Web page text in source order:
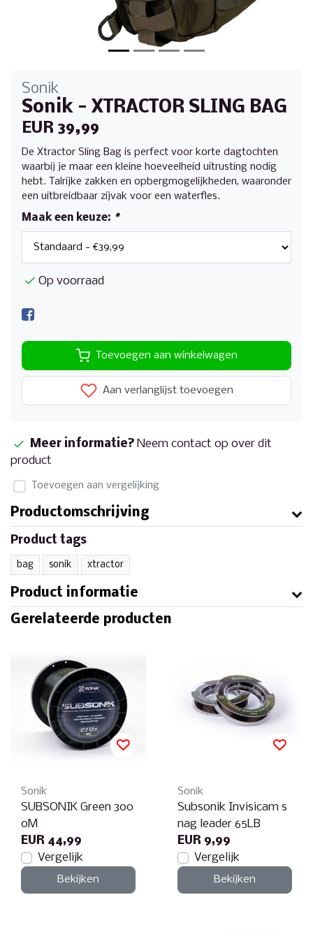
Sonik
Sonik - XTRACTOR SLING BAG
EUR 39,99
De Xtractor Sling Bag is perfect voor korte dagtochten
waarbij je maar een kleine hoeveelheid uitrusting nodig
hebt. Talrijke zakken en opbergmogelijkheden, waaronder
een uitbreidbaar zijvak voor een waterfles.
Maak een keuze: *
Op voorraad
Toevoegen aan winkelwagen
Aan verlanglijst toevoegen
Meer informatie? Neem contact op over dit
product
Toevoegen aan vergelijking
Productomschrijving
Product tags
bag sonik xtractor
Product informatie
Gerelateerde producten
Sonik
SUBSONIK Green 300
0M
EUR 44,99
Vergelijk
Bekijken
Sonik
Subsonik Invisicam s
nag leader 65LB
EUR 9,99
Vergelijk
Bekijken